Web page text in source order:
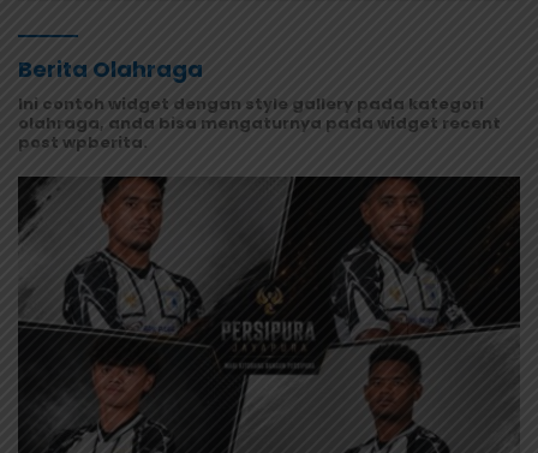
Berita Olahraga
Ini contoh widget dengan style gallery pada kategori
olahraga, anda bisa mengaturnya pada widget recent
post wpberita.